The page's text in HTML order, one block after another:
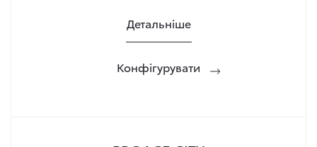
Детальніше
Конфігурувати